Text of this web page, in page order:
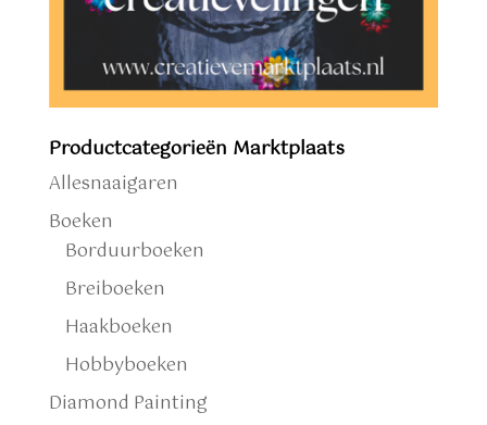
Productcategorieën Marktplaats
Allesnaaigaren
Boeken
Borduurboeken
Breiboeken
Haakboeken
Hobbyboeken
Diamond Painting